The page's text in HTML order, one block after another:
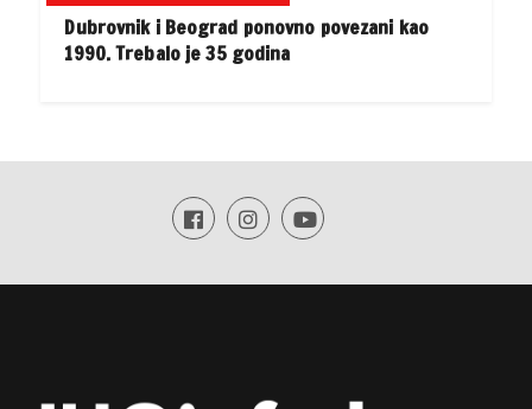
Dubrovnik i Beograd ponovno povezani kao
1990. Trebalo je 35 godina